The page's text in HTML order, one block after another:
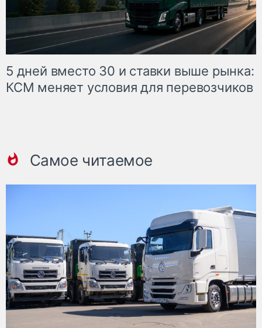
5 дней вместо 30 и ставки выше рынка:
КСМ меняет условия для перевозчиков
Самое читаемое